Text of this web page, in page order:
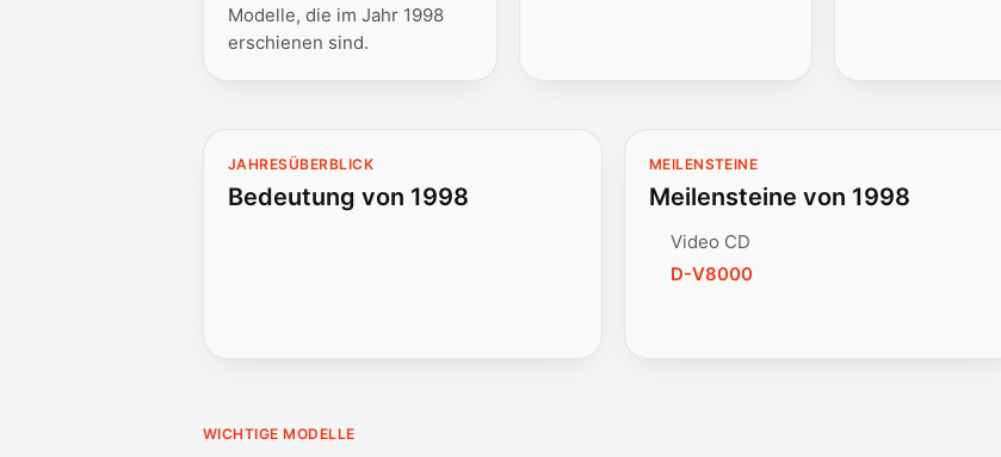
Modelle, die im Jahr 1998
erschienen sind.
JAHRESÜBERBLICK
Bedeutung von 1998
MEILENSTEINE
Meilensteine von 1998
Video CD
D-V8000
WICHTIGE MODELLE